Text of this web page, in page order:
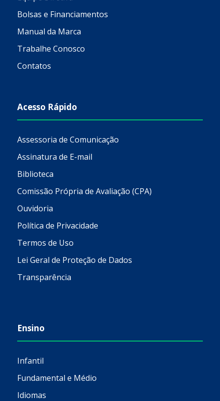
Bolsas e Financiamentos
Manual da Marca
Trabalhe Conosco
Contatos
Acesso Rápido
Assessoria de Comunicação
Assinatura de E-mail
Biblioteca
Comissão Própria de Avaliação (CPA)
Ouvidoria
Política de Privacidade
Termos de Uso
Lei Geral de Proteção de Dados
Transparência
Ensino
Infantil
Fundamental e Médio
Idiomas